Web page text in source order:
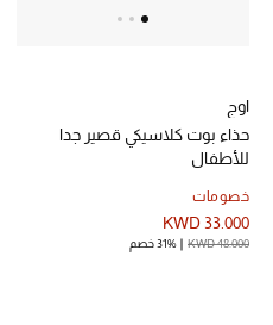
جديد لدينا
نسوقوا أحدث ما وصلنا
اوج
حذاء بوت كلاسيكي قصير جدا
للأطفال
خصومات
KWD 33.000
KWD 48.000 31% خصم